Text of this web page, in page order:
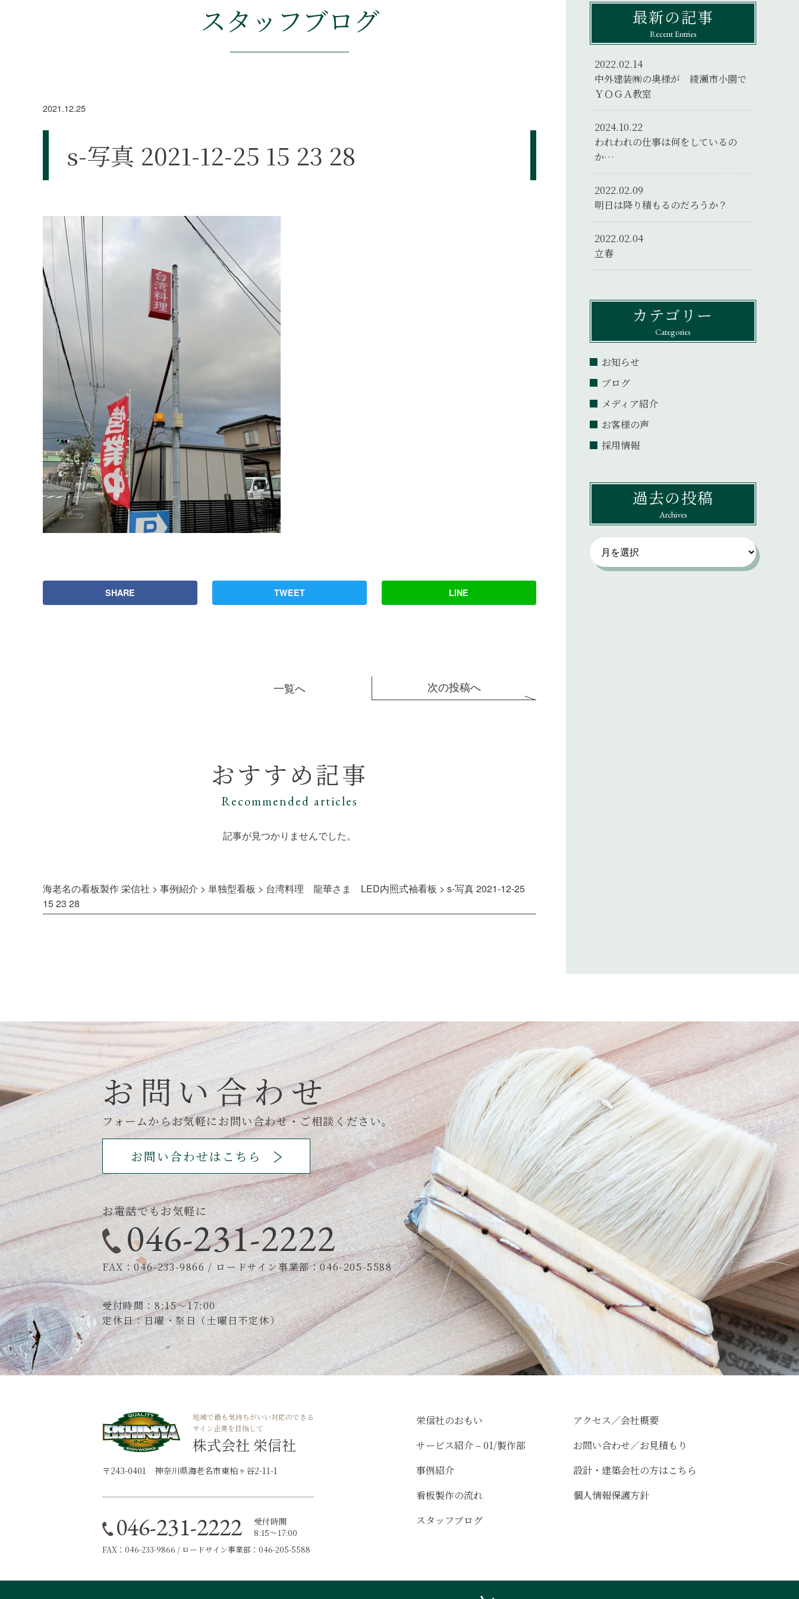
スタッフブログ
2021.12.25
s-写真 2021-12-25 15 23 28
SHARE TWEET LINE
一覧へ 次の投稿へ
おすすめ記事
Recommended articles
記事が見つかりませんでした。
海老名の看板製作 栄信社 > 事例紹介 > 単独型看板 > 台湾料理 龍華さま LED内照式袖看板 > s-写真 2021-12-25
15 23 28
最新の記事
Recent Entries
2022.02.14
中外建装㈱の奥様が 綾瀬市小園で
ＹＯＧＡ教室
2024.10.22
われわれの仕事は何をしているの
か…
2022.02.09
明日は降り積もるのだろうか？
2022.02.04
立春
カテゴリー
Categories
お知らせ
ブログ
メディア紹介
お客様の声
採用情報
過去の投稿
Archives
お問い合わせ
フォームからお気軽にお問い合わせ・ご相談ください。
お問い合わせはこちら
お電話でもお気軽に
046-231-2222
FAX：046-233-9866 / ロードサイン事業部：046-205-5588
受付時間：8:15～17:00
定休日：日曜・祭日（土曜日不定休）
地域で最も気持ちがいい対応のできる
サイン企業を目指して
株式会社 栄信社
〒243-0401 神奈川県海老名市東柏ヶ谷2-11-1
046-231-2222
受付時間
8:15～17:00
FAX：046-233-9866 / ロードサイン事業部：046-205-5588
栄信社のおもい
サービス紹介 – 01/製作部
事例紹介
看板製作の流れ
スタッフブログ
アクセス／会社概要
お問い合わせ／お見積もり
設計・建築会社の方はこちら
個人情報保護方針